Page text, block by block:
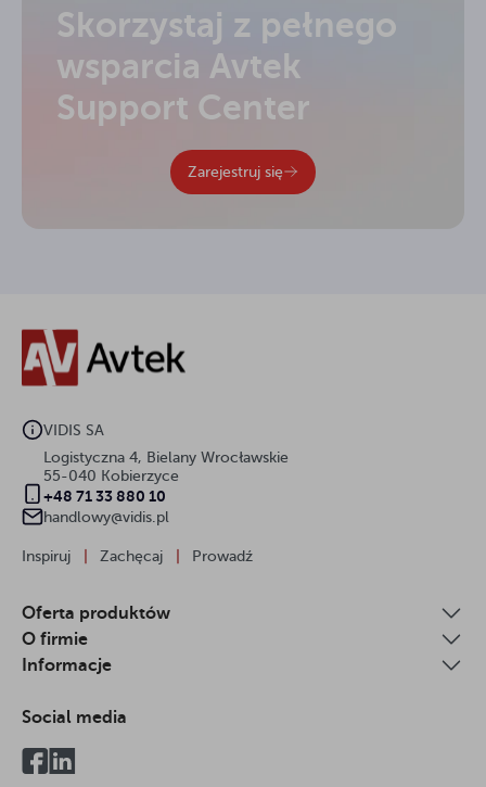
Skorzystaj z pełnego
wsparcia Avtek
Support Center
Zarejestruj się
VIDIS SA
Logistyczna 4, Bielany Wrocławskie
55-040 Kobierzyce
+48 71 33 880 10
handlowy@vidis.pl
Inspiruj Zachęcaj Prowadź
Oferta produktów
O firmie
Informacje
Social media